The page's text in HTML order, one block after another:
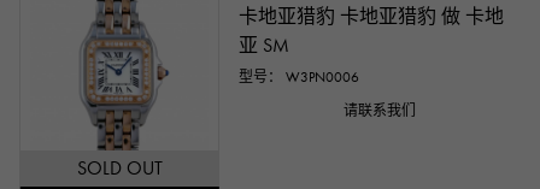
SOLD OUT
卡地亚猎豹 卡地亚猎豹 做 卡地
亚 SM
型号： W3PN0006
请联系我们